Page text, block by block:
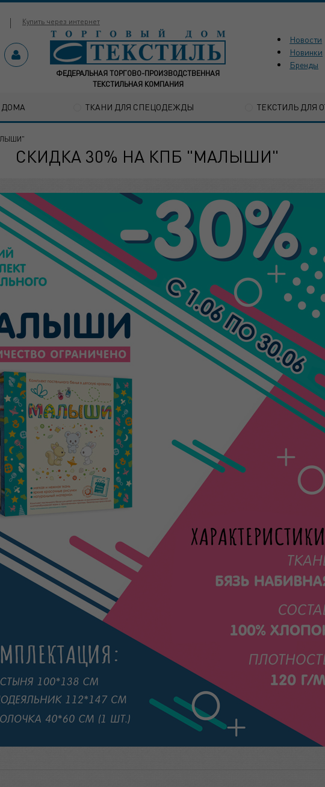
Купить через интернет
ФЕДЕРАЛЬНАЯ ТОРГОВО-ПРОИЗВОДСТВЕННАЯ
ТЕКСТИЛЬНАЯ КОМПАНИЯ
Новости
Новинки
Бренды
ДОМА ТКАНИ ДЛЯ СПЕЦОДЕЖДЫ ТЕКСТИЛЬ ДЛЯ
СКИДКА 30% НА КПБ "МАЛЫШИ"